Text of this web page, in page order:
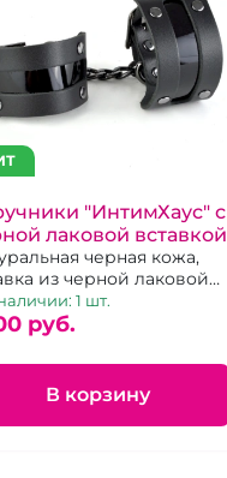
"ИнтимХаус" с
лаковой вставкой
черная кожа,
из черной лаковой
1 шт.
pуб.
В корзину